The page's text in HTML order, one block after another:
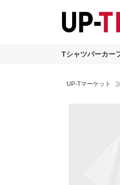
Tシャツパーカー
UP-Tマーケット